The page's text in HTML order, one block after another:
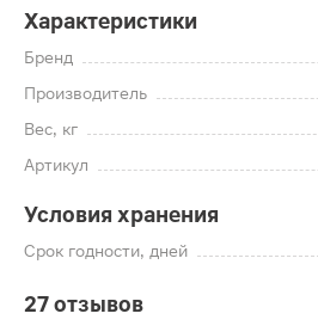
Характеристики
Бренд
Производитель
Вес, кг
Артикул
Условия хранения
Срок годности, дней
27 отзывов